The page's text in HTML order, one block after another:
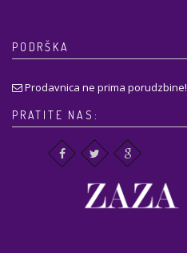
PODRŠKA
Prodavnica ne prima porudzbine!
PRATITE NAS: